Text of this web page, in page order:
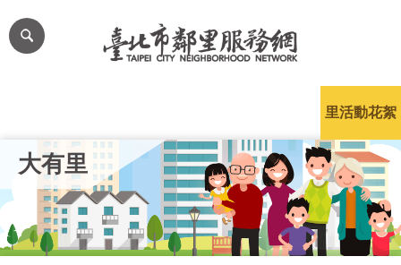
跳到主要內容區塊
網
站
台
大有里
里活動花絮